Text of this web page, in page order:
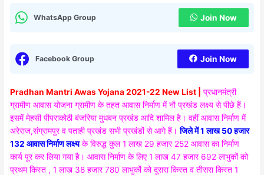
WhatsApp Group Join Now
Facebook Group Join Now
Pradhan Mantri Awas Yojana 2021-22 New List |
प्रधानमंत्री
ग्रामीण आवास योजना ग्रामीण के तहत आवास निर्माण में नौ प्रखंड लक्ष्य से पीछे हैं।
इसमें मेहसी पीपराकोठी बंजरिया मुधबन प्रखंड आदि शामिल है। वहीं आवास निर्माण में
अरेराज,संग्रामपुर व पताही प्रखंड सभी प्रखंडों से आगे हैं।जिले में 1 लाख 50 हजार
132 आवास निर्माण लक्ष्यके विरुद्ध कुल 1 लाख 29 हजार 252 आवास का निर्माण
कार्य पूर कर लिया गया है। आवास निर्माण के लिए 1 लाख 47 हजार 692 लाभुकों को
प्रथम किस्त , 1 लाख 38 हजार 780 लाभुकों को दूसरा किस्त व तीसरा किस्त 1